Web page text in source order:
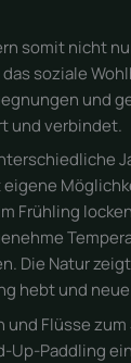
somit nicht
soziale
und
und verbindet.
Frühling
Die Natur
hebt und
und Flüsse
Up-Paddling